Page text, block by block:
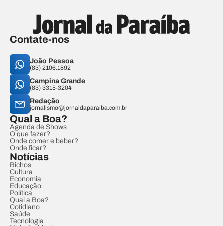
Contate-nos
João Pessoa
(83) 2106.1892
Campina Grande
(83) 3315-3204
Redação
jornalismo@jornaldaparaiba.com.br
Qual a Boa?
Agenda de Shows
O que fazer?
Onde comer e beber?
Onde ficar?
Notícias
Bichos
Cultura
Economia
Educação
Política
Qual a Boa?
Cotidiano
Saúde
Tecnologia